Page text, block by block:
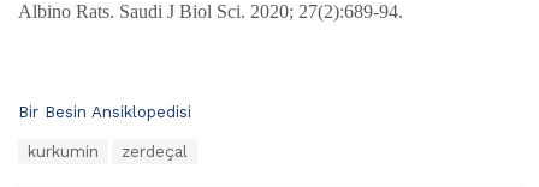
Albino Rats. Saudi J Biol Sci. 2020; 27(2):689-94.
C
Bir Besin Ansiklopedisi
kurkumin zerdeçal